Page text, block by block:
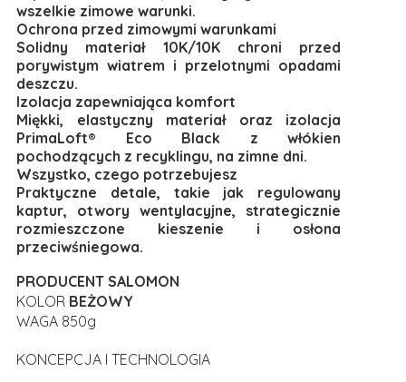
wszelkie zimowe warunki.
Ochrona przed zimowymi warunkami
Solidny materiał 10K/10K chroni przed
porywistym wiatrem i przelotnymi opadami
deszczu.
Izolacja zapewniająca komfort
Miękki, elastyczny materiał oraz izolacja
PrimaLoft® Eco Black z włókien
pochodzących z recyklingu, na zimne dni.
Wszystko, czego potrzebujesz
Praktyczne detale, takie jak regulowany
kaptur, otwory wentylacyjne, strategicznie
rozmieszczone kieszenie i osłona
przeciwśniegowa.
PRODUCENT SALOMON
KOLOR BEŻOWY
WAGA 850g
KONCEPCJA I TECHNOLOGIA